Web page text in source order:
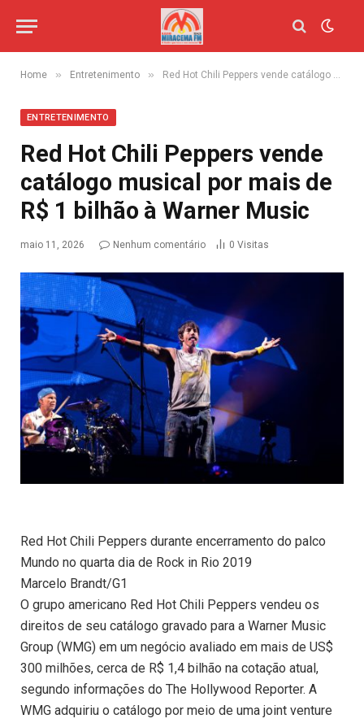
Home » Entretenimento » Red Hot Chili Peppers vende catálogo musical por mais de R$ 1 bilhão à Warner Music
ENTRETENIMENTO
Red Hot Chili Peppers vende
catálogo musical por mais de
R$ 1 bilhão à Warner Music
maio 11, 2026 Nenhum comentário 0 Visitas
Red Hot Chili Peppers durante encerramento do palco
Mundo no quarta dia de Rock in Rio 2019
Marcelo Brandt/G1
O grupo americano Red Hot Chili Peppers vendeu os
direitos de seu catálogo gravado para a Warner Music
Group (WMG) em um negócio avaliado em mais de US$
300 milhões, cerca de R$ 1,4 bilhão na cotação atual,
segundo informações do The Hollywood Reporter. A
WMG adquiriu o catálogo por meio de uma joint venture